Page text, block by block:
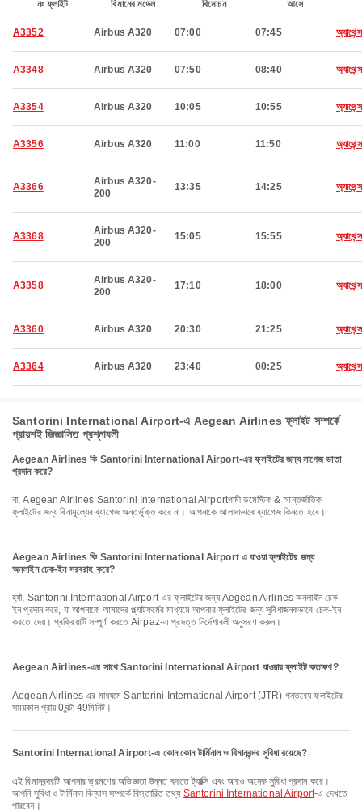
নং ফ্লাইট বিমানের মডেল বিমোচন আসে
A3352 Airbus A320 07:00 07:45 অ্যাথেন্স
A3348 Airbus A320 07:50 08:40 অ্যাথেন্স
A3354 Airbus A320 10:05 10:55 অ্যাথেন্স
A3356 Airbus A320 11:00 11:50 অ্যাথেন্স
A3366
Airbus A320-
200
13:35 14:25 অ্যাথেন্স
A3368
Airbus A320-
200
15:05 15:55 অ্যাথেন্স
A3358
Airbus A320-
200
17:10 18:00 অ্যাথেন্স
A3360 Airbus A320 20:30 21:25 অ্যাথেন্স
A3364 Airbus A320 23:40 00:25 অ্যাথেন্স
Santorini International Airport-এ Aegean Airlines ফ্লাইট সম্পর্কে
প্রায়শই জিজ্ঞাসিত প্রশ্নাবলী
Aegean Airlines কি Santorini International Airport-এর ফ্লাইটের জন্য লাগেজ ভাতা
প্রদান করে?
না, Aegean Airlines Santorini International Airportগামী ডমেস্টিক & আন্তর্জাতিক
ফ্লাইটের জন্য বিনামূল্যের ব্যাগেজ অন্তর্ভুক্ত করে না। আপনাকে আলাদাভাবে ব্যাগেজ কিনতে হবে।
Aegean Airlines কি Santorini International Airport এ যাওয়া ফ্লাইটের জন্য
অনলাইন চেক-ইন সরবরাহ করে?
হ্যাঁ, Santorini International Airport-এর ফ্লাইটের জন্য Aegean Airlines অনলাইন চেক-
ইন প্রদান করে, যা আপনাকে আমাদের প্ল্যাটফর্মের মাধ্যমে আপনার ফ্লাইটের জন্য সুবিধাজনকভাবে চেক-ইন
করতে দেয়। প্রক্রিয়াটি সম্পূর্ণ করতে Airpaz-এ প্রদত্ত নির্দেশাবলী অনুসরণ করুন।
Aegean Airlines-এর সাথে Santorini International Airport যাওয়ার ফ্লাইট কতক্ষণ?
Aegean Airlines এর মাধ্যমে Santorini International Airport (JTR) গন্তব্যে ফ্লাইটের
সময়কাল প্রায় 0ঘন্টা 49মিনিট।
Santorini International Airport-এ কোন কোন টার্মিনাল ও বিমানবন্দর সুবিধা রয়েছে?
এই বিমানবন্দরটি আপনার ভ্রমণের অভিজ্ঞতা উন্নত করতে ট্যাক্সি এবং আরও অনেক সুবিধা প্রদান করে।
আপনি সুবিধা ও টার্মিনাল বিন্যাস সম্পর্কে বিস্তারিত তথ্য Santorini International Airport-এ দেখতে
পারবেন।